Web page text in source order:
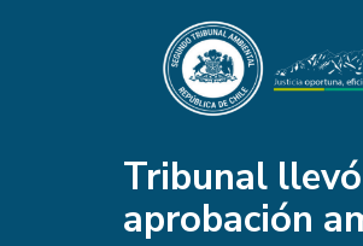
Tribunal
aprobación